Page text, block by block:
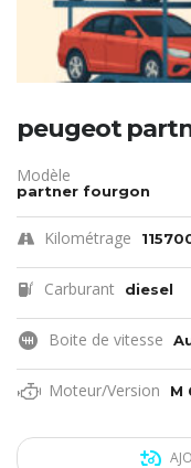
peugeot
Modèle
partner fourgon
Kilométrage
Carburant diesel
Boite de vitesse
Moteur/Version M